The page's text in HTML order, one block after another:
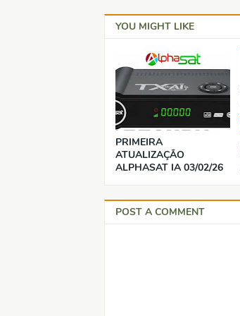
YOU MIGHT LIKE
PRIMEIRA
ATUALIZAÇÃO
ALPHASAT IA 03/02/26
POST A COMMENT